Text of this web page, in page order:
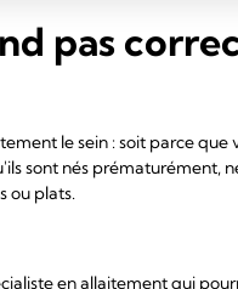
pas
le sein : soit parce que
sont nés prématurément,
ou plats.
en allaitement qui